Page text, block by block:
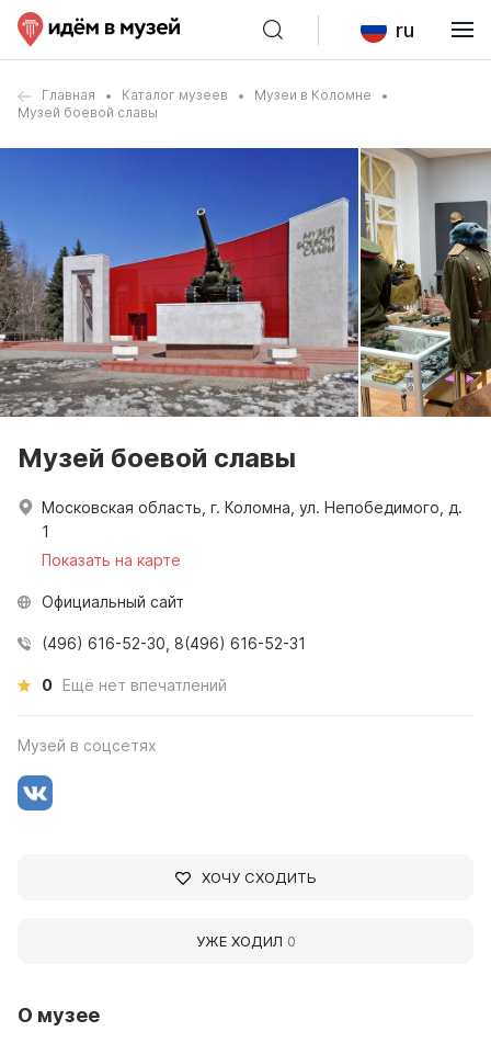
ru
Главная Каталог музеев
Музеи в Коломне
Музей боевой славы
О музее
Музей боевой славы
Московская область, г. Коломна, ул. Непобедимого, д.
1
Показать на карте
Официальный сайт
(496) 616-52-30, 8(496) 616-52-31
0 Ещё нет впечатлений
Музей в соцсетях
ХОЧУ СХОДИТЬ
УЖЕ ХОДИЛ 0